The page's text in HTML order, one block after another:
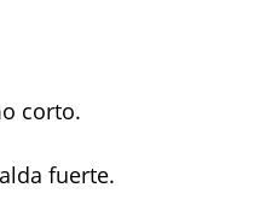
corto.
fuerte.